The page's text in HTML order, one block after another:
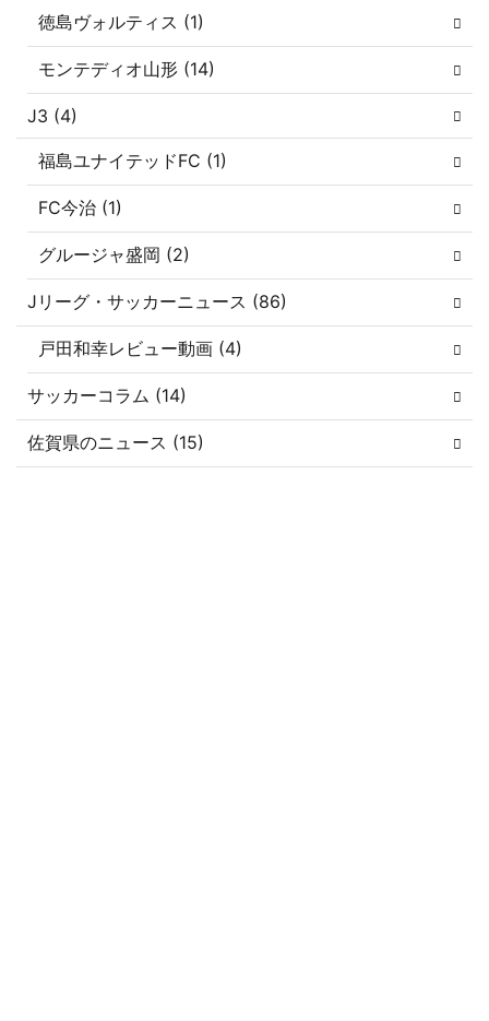
徳島ヴォルティス (1)
モンテディオ山形 (14)
J3 (4)
福島ユナイテッドFC (1)
FC今治 (1)
グルージャ盛岡 (2)
Jリーグ・サッカーニュース (86)
戸田和幸レビュー動画 (4)
サッカーコラム (14)
佐賀県のニュース (15)